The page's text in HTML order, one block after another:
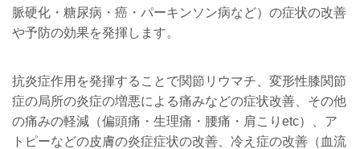
脈硬化・糖尿病・癌・パーキンソン病など）の症状の改善
や予防の効果を発揮します。
抗炎症作用を発揮することで関節リウマチ、変形性膝関節
症の局所の炎症の増悪による痛みなどの症状改善、その他
の痛みの軽減（偏頭痛・生理痛・腰痛・肩こり etc）、ア
トピーなどの皮膚の炎症症状の改善、冷え症の改善（血流